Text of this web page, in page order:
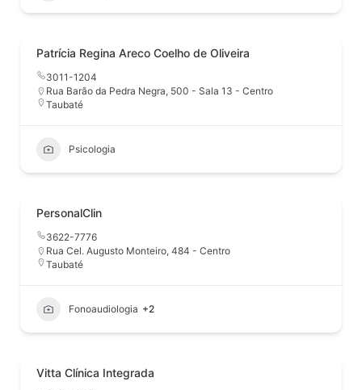
Patrícia Regina Areco Coelho de Oliveira
3011-1204
Rua Barão da Pedra Negra, 500 - Sala 13 - Centro
Taubaté
Psicologia
PersonalClin
3622-7776
Rua Cel. Augusto Monteiro, 484 - Centro
Taubaté
Fonoaudiologia +2
Vitta Clínica Integrada